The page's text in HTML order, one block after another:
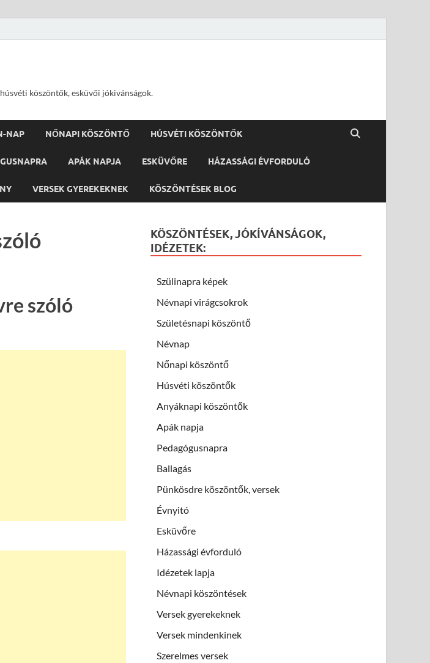
köszöntők, esküvői jókivánságok.
NAP NŐNAPI KÖSZÖNTŐ HÚSVÉTI KÖSZÖNTŐK
APÁK NAPJA ESKÜVŐRE HÁZASSÁGI ÉVFORDULÓ
VERSEK GYEREKEKNEK KÖSZÖNTÉSEK BLOG
szóló
KÖSZÖNTÉSEK, JÓKÍVÁNSÁGOK,
IDÉZETEK:
Szülinapra képek
Névnapi virágcsokrok
Születésnapi köszöntő
Névnap
Nőnapi köszöntő
Húsvéti köszöntők
Anyáknapi köszöntők
Apák napja
Pedagógusnapra
Ballagás
Pünkösdre köszöntők, versek
Évnyitó
Esküvőre
Házassági évforduló
Idézetek lapja
Névnapi köszöntések
Versek gyerekeknek
Versek mindenkinek
Szerelmes versek